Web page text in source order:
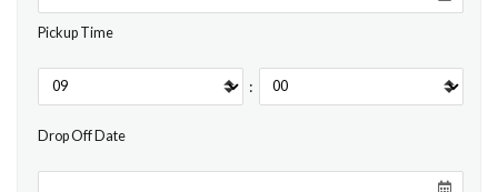
Pickup Time
:
Drop Off Date